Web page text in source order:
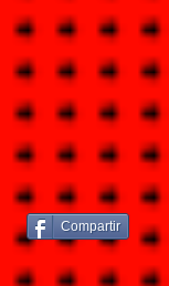
Compartir